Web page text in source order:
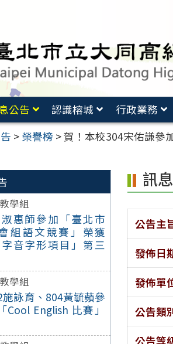
公告 認識榕城 行政業務
> 榮譽榜 >賀！本校304宋佑謙參
教學組
惠師參加「臺北市
組語文競賽」榮獲
字音字形項目」第三
教學組
詠育、804黃毓蘋參
Cool English 比賽」
訊
公告主
發佈日
發佈單
公告類
公告等